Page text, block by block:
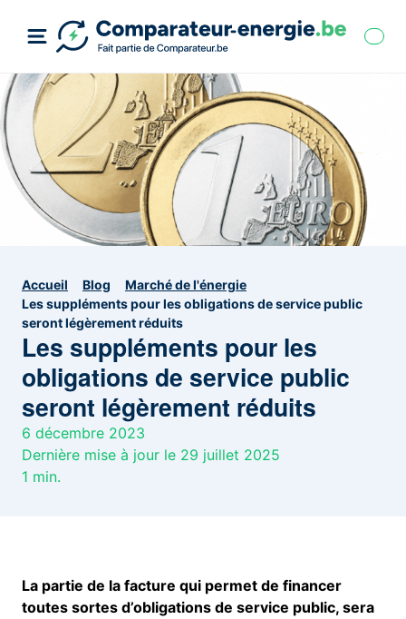
Accueil Blog
Marché de l'énergie
Les suppléments pour les obligations de service public
seront légèrement réduits
Les suppléments pour les
obligations de service public
seront légèrement réduits
6 décembre 2023
Dernière mise à jour le 29 juillet 2025
1 min.
La partie de la facture qui permet de financer
toutes sortes d’obligations de service public, sera